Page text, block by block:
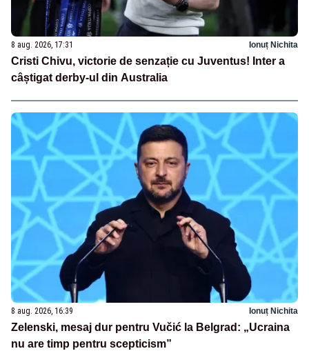
8 aug. 2026, 17:31 Ionuț Nichita
Cristi Chivu, victorie de senzație cu Juventus! Inter a
câștigat derby-ul din Australia
8 aug. 2026, 16:39 Ionuț Nichita
Zelenski, mesaj dur pentru Vučić la Belgrad: „Ucraina
nu are timp pentru scepticism”